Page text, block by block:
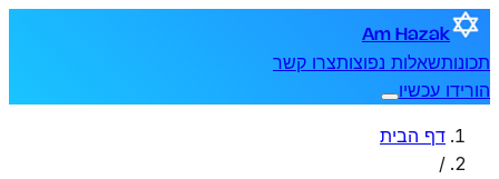
Am Hazak
תכונותשאלות נפוצותצרו קשר
הורידו עכשיו
דף הבית
/